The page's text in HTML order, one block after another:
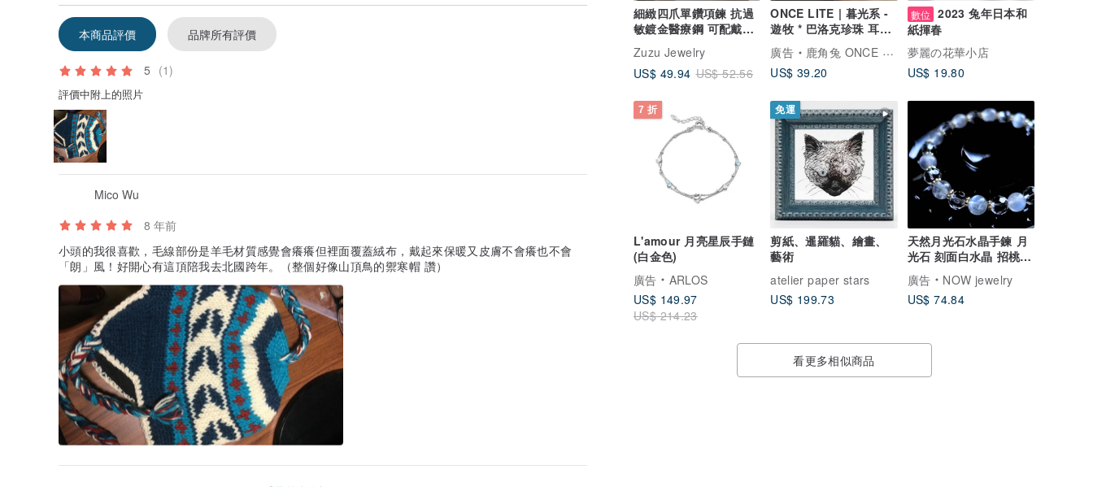
細緻四爪單鑽項鍊 抗過
敏鍍金醫療鋼 可配戴洗
澡
Zuzu Jewelry
US$ 49.94 US$ 52.56
ONCE LITE | 暮光系 -
遊牧 * 巴洛克珍珠 耳骨
夾 耳夾
廣告
鹿角兔 ONCE UPON A TIME
US$ 39.20
數位
2023 兔年日本和
紙揮春
夢麗の花華小店
US$ 19.80
7 折
L'amour 月亮星辰手鏈
(白金色)
廣告
ARLOS
US$ 149.97
US$ 214.23
免運
剪紙、暹羅貓、繪畫、
藝術
atelier paper stars
US$ 199.73
天然月光石水晶手鍊 月
光石 刻面白水晶 招桃花
穩定情緒 療癒系
廣告
NOW jewelry
US$ 74.84
看更多相似商品
本商品評價 品牌所有評價
5 (1)
評價中附上的照片
Mico Wu
8 年前
小頭的我很喜歡，毛線部份是羊毛材質感覺會癢癢但裡面覆蓋絨布，戴起來保暖又皮膚不會癢也不會
「朗」風！好開心有這頂陪我去北國跨年。（整個好像山頂鳥的禦寒帽 讚）